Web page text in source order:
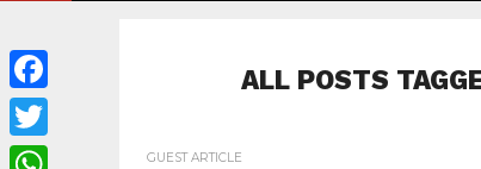
ALL POSTS
GUEST ARTICLE
Facebook
Twitter